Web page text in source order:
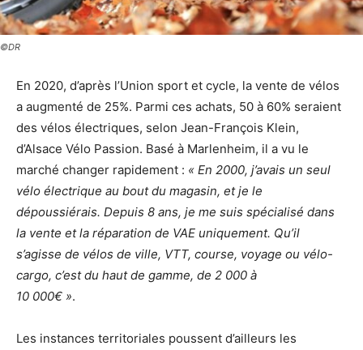
©DR
En 2020, d’après l’Union sport et cycle, la vente de vélos
a augmenté de 25%. Parmi ces achats, 50 à 60% seraient
des vélos électriques, selon Jean-François Klein,
d’Alsace Vélo Passion. Basé à Marlenheim, il a vu le
marché changer rapidement : « En 2000, j’avais un seul
vélo électrique au bout du magasin, et je le
dépoussiérais. Depuis 8 ans, je me suis spécialisé dans
la vente et la réparation de VAE uniquement. Qu’il
s’agisse de vélos de ville, VTT, course, voyage ou vélo-
cargo, c’est du haut de gamme, de 2 000 à
10 000€ ».
Les instances territoriales poussent d’ailleurs les